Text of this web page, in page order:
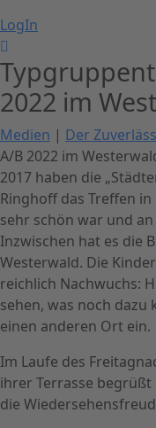
LogIn
2022 im
Medien | Der
A/B 2022 im
2017 haben die
Ringhoff das Treffen
sehr schön war und
Inzwischen hat es die
Westerwald. Die
reichlich Nachwuchs:
sehen, was noch
einen anderen Ort ein.
Im Laufe des
ihrer Terrasse
die